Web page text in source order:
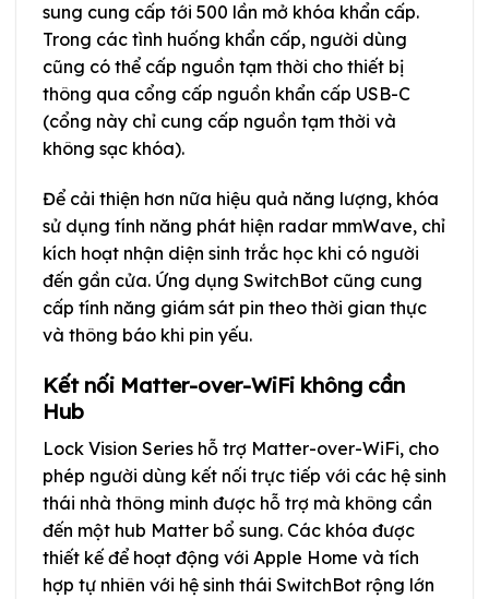
sung cung cấp tới 500 lần mở khóa khẩn cấp.
Trong các tình huống khẩn cấp, người dùng
cũng có thể cấp nguồn tạm thời cho thiết bị
thông qua cổng cấp nguồn khẩn cấp USB-C
(cổng này chỉ cung cấp nguồn tạm thời và
không sạc khóa).
Để cải thiện hơn nữa hiệu quả năng lượng, khóa
sử dụng tính năng phát hiện radar mmWave, chỉ
kích hoạt nhận diện sinh trắc học khi có người
đến gần cửa. Ứng dụng SwitchBot cũng cung
cấp tính năng giám sát pin theo thời gian thực
và thông báo khi pin yếu.
Kết nối Matter-over-WiFi không cần
Hub
Lock Vision Series hỗ trợ Matter-over-WiFi, cho
phép người dùng kết nối trực tiếp với các hệ sinh
thái nhà thông minh được hỗ trợ mà không cần
đến một hub Matter bổ sung. Các khóa được
thiết kế để hoạt động với Apple Home và tích
hợp tự nhiên với hệ sinh thái SwitchBot rộng lớn